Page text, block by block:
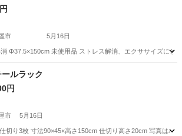
市 5月16日
Φ37.5×150cm 未使用品 ストレス解消、エクササイズに
フィットネス、トレーニング
ールラック
円
市 5月16日
切り3枚 寸法90×45×高さ150cm 仕切り高さ20cm 写真は